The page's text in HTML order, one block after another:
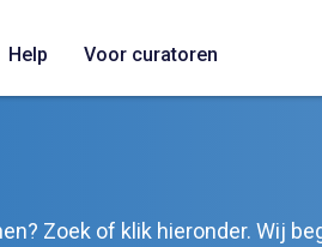
Help Voor curatoren
Zoek of klik hieronder. Wij